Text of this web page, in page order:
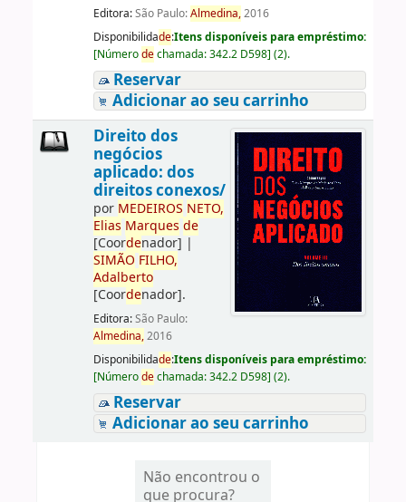
Editora:São Paulo:Almedina,2016
Disponibilidade:Itens disponíveis para empréstimo:
[Númerodechamada:342.2 D598] (2).
Reservar
Adicionar ao seu carrinho
Direito dos
negócios
aplicado: dos
direitos conexos/
por MEDEIROS NETO,
Elias Marques de
[Coordenador] |
SIMÃO FILHO,
Adalberto
[Coordenador].
Editora:São Paulo:
Almedina,2016
Disponibilidade:Itens disponíveis para empréstimo:
[Númerodechamada:342.2 D598] (2).
Reservar
Adicionar ao seu carrinho
Não encontrou o
que procura?